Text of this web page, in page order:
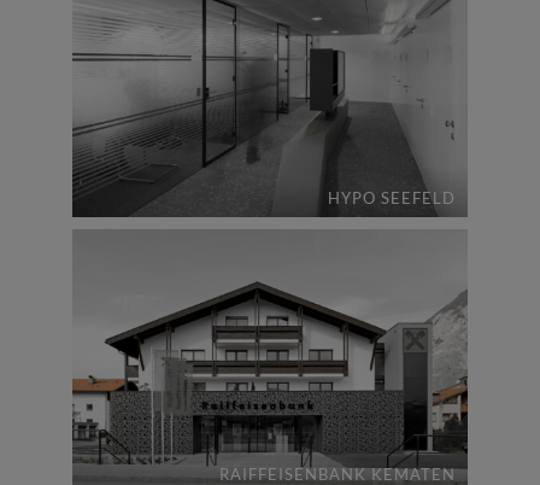
HYPO SEEFELD
RAIFFEISENBANK KEMATEN